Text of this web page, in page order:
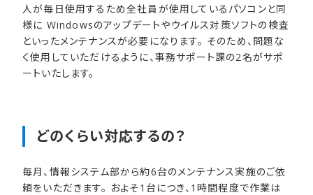
人が毎日使用するため全社員が使用しているパソコンと同
様に Windowsのアップデートやウイルス対策ソフトの検査
といったメンテナンスが必要になります。 そのため、問題な
く使用していただけるように、事務サポート課の2名がサポ
ートいたします。
どの​くらい​対応するの？
毎月、情報システム部から約6台のメンテナンス実施のご依
頼をいただきます。 およそ1台につき、1時間程度で作業は